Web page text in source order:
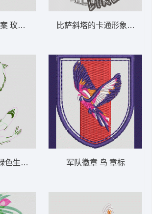
玫瑰花
色生物 鱼 鲤鱼 珠片 印花绣
比萨斜塔的卡通形象 风景
军队徽章 鸟 章标